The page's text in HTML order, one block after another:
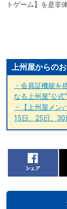
トゲーム】を是非
上州屋からの
・会員証機能を
なる上州屋“公式
・【上州屋メン
15日、25日、30